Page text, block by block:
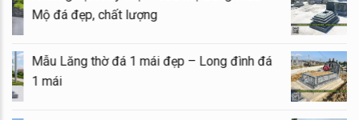
Mộ đá đẹp, chất lượng
Mẫu Lăng thờ đá 1 mái đẹp – Long đình đá